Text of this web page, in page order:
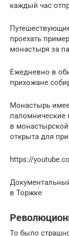
каждый час
проехать
монастыря за
Ежедневно в
прихожане
Монастырь
паломнические
в монастырской
открыта для
https://
в Торжке
То было